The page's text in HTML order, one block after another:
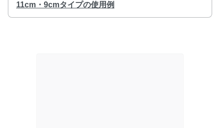
11cm・9cmタイプの使用例